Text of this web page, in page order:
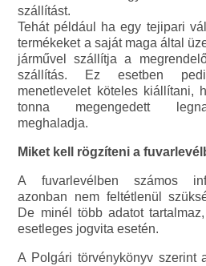
szállítást.
Tehát például ha egy tejipari
termékeket a saját maga által
járművel szállítja a
szállítás. Ez esetben
menetlevelet köteles kiállítani,
tonna megengedett
meghaladja.
Miket kell rögzíteni a
A fuvarlevélben számos
azonban nem feltétlenül
De minél több adatot
esetleges jogvita esetén.
A Polgári törvénykönyv szerint